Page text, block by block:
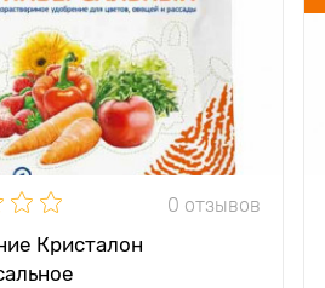
0 отзывов
Кристалон